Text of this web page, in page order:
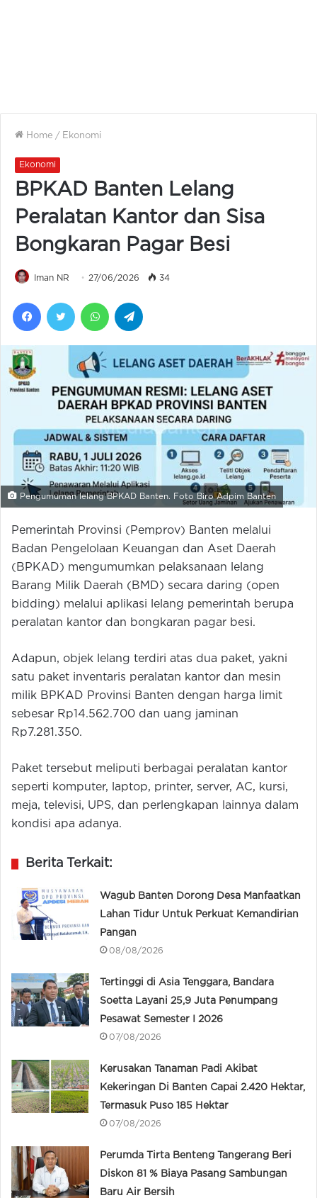
Home / Ekonomi
Ekonomi
BPKAD Banten Lelang
Peralatan Kantor dan Sisa
Bongkaran Pagar Besi
Iman NR 27/06/2026 34
FacebookTwitter WhatsApp
Pengumuman lelang BPKAD Banten. Foto Biro Adpim Banten
Pemerintah Provinsi (Pemprov) Banten melalui
Badan Pengelolaan Keuangan dan Aset Daerah
(BPKAD) mengumumkan pelaksanaan lelang
Barang Milik Daerah (BMD) secara daring (open
bidding) melalui aplikasi lelang pemerintah berupa
peralatan kantor dan bongkaran pagar besi.
Adapun, objek lelang terdiri atas dua paket, yakni
satu paket inventaris peralatan kantor dan mesin
milik BPKAD Provinsi Banten dengan harga limit
sebesar Rp14.562.700 dan uang jaminan
Rp7.281.350.
Paket tersebut meliputi berbagai peralatan kantor
seperti komputer, laptop, printer, server, AC, kursi,
meja, televisi, UPS, dan perlengkapan lainnya dalam
kondisi apa adanya.
Berita Terkait:
Wagub Banten Dorong Desa Manfaatkan
Lahan Tidur Untuk Perkuat Kemandirian
Pangan
08/08/2026
Tertinggi di Asia Tenggara, Bandara
Soetta Layani 25,9 Juta Penumpang
Pesawat Semester I 2026
07/08/2026
Kerusakan Tanaman Padi Akibat
Kekeringan Di Banten Capai 2.420 Hektar,
Termasuk Puso 185 Hektar
07/08/2026
Perumda Tirta Benteng Tangerang Beri
Diskon 81 % Biaya Pasang Sambungan
Baru Air Bersih